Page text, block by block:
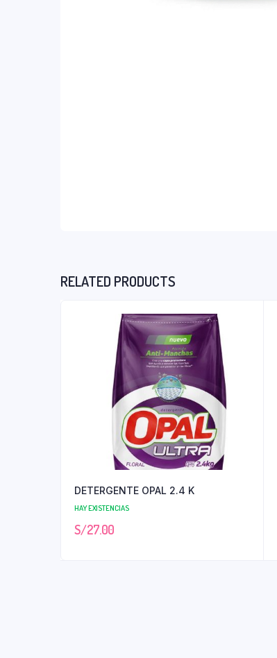
RELATED PRODUCTS
DETERGENTE OPAL 2.4 K
HAY EXISTENCIAS
S/27.00